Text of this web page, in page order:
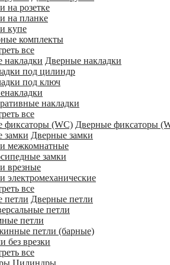
на розетке
на планке
купе
комплекты
все
Дверные накладки
под цилиндр
под ключ
накладки
все
Дверные фиксаторы
Дверные замки
межкомнатные
замки
врезные
электромеханические
все
Дверные петли
петли
петли
петли (барные)
без врезки
все
Цилиндры